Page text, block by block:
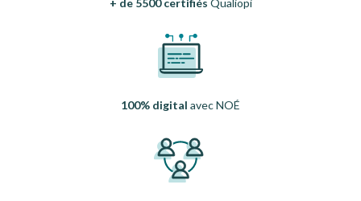
+ de 5500 certifiés Qualiopi
100% digital avec NOÉ